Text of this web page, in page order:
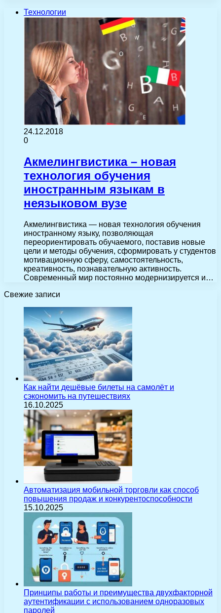
Технологии
24.12.2018
0
Акмелингвистика – новая
технология обучения
иностранным языкам в
неязыковом вузе
Акмелингвистика — новая технология обучения
иностранному языку, позволяющая
переориентировать обучаемого, поставив новые
цели и методы обучения, сформировать у студентов
мотивационную сферу, самостоятельность,
креативность, познавательную активность.
Современный мир постоянно модернизируется и…
Свежие записи
Как найти дешёвые билеты на самолёт и
сэкономить на путешествиях
16.10.2025
Автоматизация мобильной торговли как способ
повышения продаж и конкурентоспособности
15.10.2025
Принципы работы и преимущества двухфакторной
аутентификации с использованием одноразовых
паролей